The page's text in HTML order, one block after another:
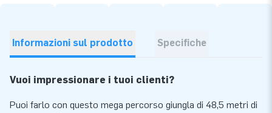
Informazioni sul prodotto Specifiche
Vuoi impressionare i tuoi clienti?
Puoi farlo con questo mega percorso giungla di 48,5 metri di